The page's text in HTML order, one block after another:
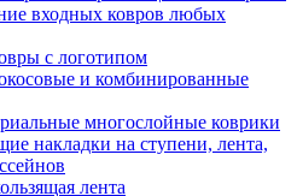
входных ковров любых
с логотипом
и комбинированные
многослойные коврики
накладки на ступени, лента,
лента